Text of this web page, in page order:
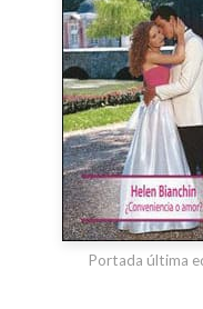
Portada última